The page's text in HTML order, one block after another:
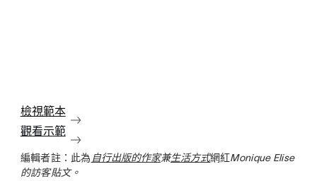
檢視範本
觀看示範
編輯者註：此為 自行出版的作家兼生活方式網紅Monique Elise
的訪客貼文。